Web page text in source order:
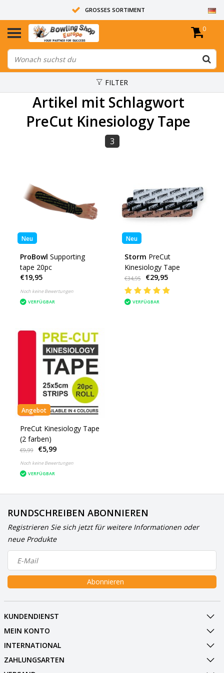
GROSSES SORTIMENT
14 TAGE RÜCKGABERECHT
ALLE BOWLINGKUGELN SIND UNGEBOHRT
0
FILTER
Artikel mit Schlagwort
PreCut Kinesiology Tape
3
Neu
ProBowl Supporting
tape 20pc
€19,95
Noch keine Bewertungen
VERFÜGBAR
Neu
Storm PreCut
Kinesiology Tape
€34,95 €29,95
VERFÜGBAR
Angebot
PreCut Kinesiology Tape
(2 farben)
€9,99 €5,99
Noch keine Bewertungen
VERFÜGBAR
RUNDSCHREIBEN ABONNIEREN
Registrieren Sie sich jetzt für weitere Informationen oder
neue Produkte
Abonnieren
KUNDENDIENST
MEIN KONTO
INTERNATIONAL
ZAHLUNGSARTEN